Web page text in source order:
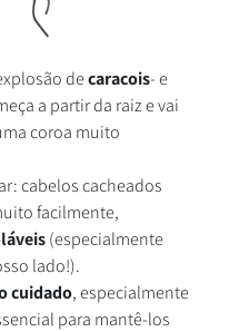
decaracois- e
a partir da raiz e vai
coroa muito
cabelos cacheados
facilmente,
(especialmente
lado!).
cuidado, especialmente
para mantê-los